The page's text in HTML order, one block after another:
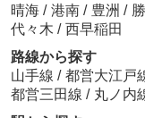
晴海 / 港南 / 豊洲 /
代々木 / 西早稲田
路線から探す
山手線 / 都営大江戸
都営三田線 / 丸ノ内